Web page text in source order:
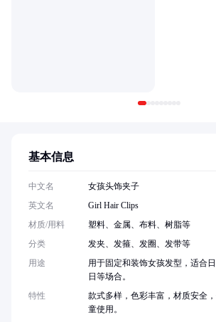
基本信息
中文名
女孩头饰夹子
英文名
Girl Hair Clips
材质/用料
塑料、金属、布料、树脂等
分类
发夹、发箍、发圈、发带等
用途
用于固定和装饰女孩发型，适合
日等场合。
特性
款式多样，色彩丰富，材质安全
童使用。